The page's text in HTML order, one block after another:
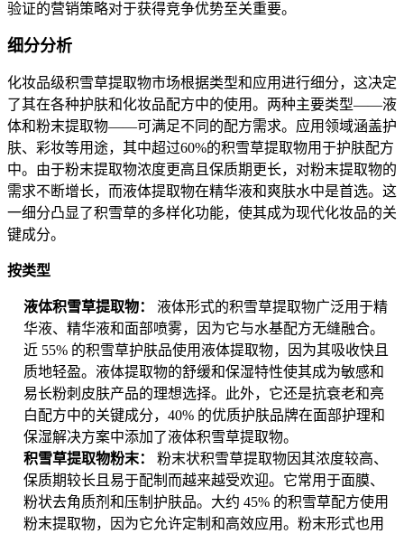
验证的营销策略对于获得竞争优势至关重要。
细分分析
化妆品级积雪草提取物市场根据类型和应用进行细分，这决定
了其在各种护肤和化妆品配方中的使用。两种主要类型——液
体和粉末提取物——可满足不同的配方需求。应用领域涵盖护
肤、彩妆等用途，其中超过60%的积雪草提取物用于护肤配方
中。由于粉末提取物浓度更高且保质期更长，对粉末提取物的
需求不断增长，而液体提取物在精华液和爽肤水中是首选。这
一细分凸显了积雪草的多样化功能，使其成为现代化妆品的关
键成分。
按类型
液体积雪草提取物： 液体形式的积雪草提取物广泛用于精
华液、精华液和面部喷雾，因为它与水基配方无缝融合。
近 55% 的积雪草护肤品使用液体提取物，因为其吸收快且
质地轻盈。液体提取物的舒缓和保湿特性使其成为敏感和
易长粉刺皮肤产品的理想选择。此外，它还是抗衰老和亮
白配方中的关键成分，40% 的优质护肤品牌在面部护理和
保湿解决方案中添加了液体积雪草提取物。
积雪草提取物粉末：
粉末状积雪草提取物因其浓度较高、
保质期较长且易于配制而越来越受欢迎。它常用于面膜、
粉状去角质剂和压制护肤品。大约 45% 的积雪草配方使用
粉末提取物，因为它允许定制和高效应用。粉末形式也用